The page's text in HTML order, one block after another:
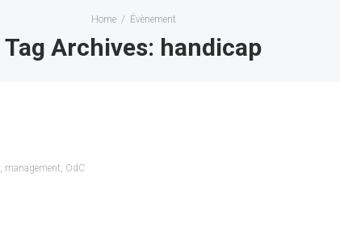
Home / Évènement
Tag Archives: handicap
, management, OdC